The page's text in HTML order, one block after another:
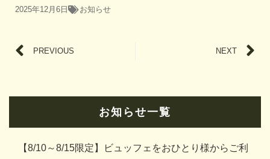
2025年12月6日 お知らせ
PREVIOUS NEXT
お知らせ一覧
【8/10～8/15限定】ビュッフェをおひとり様からご利